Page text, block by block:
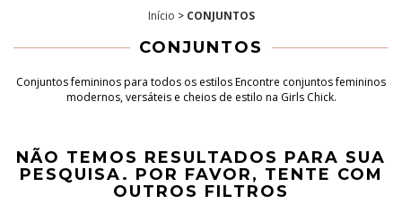
Início > CONJUNTOS
CONJUNTOS
Conjuntos femininos para todos os estilos Encontre conjuntos femininos
modernos, versáteis e cheios de estilo na Girls Chick.
NÃO TEMOS RESULTADOS PARA SUA
PESQUISA. POR FAVOR, TENTE COM
OUTROS FILTROS